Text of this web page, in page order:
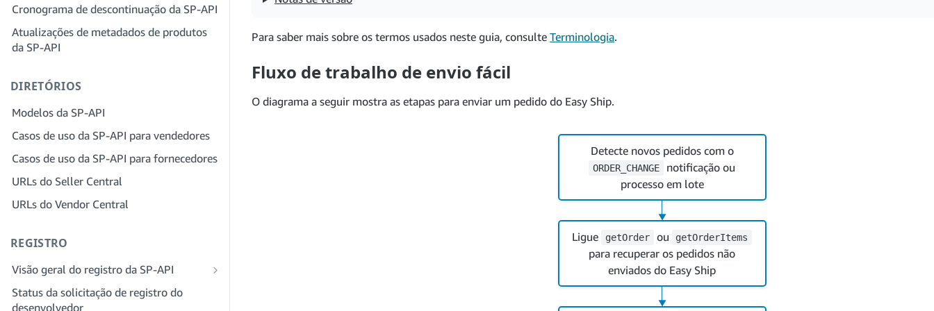
Etapa 4: registrar um aplicativo
sandbox
Etapa 5: fazer sua primeira chamada
Etapa 6: configurar o fluxo de trabalho
produção
Etapa 8: chamar a SP-API em produção
Etapa 9: testar seu aplicativo
Etapa 10: listar seu aplicativo
Etapa 3: verifique sua identidade
Etapa 4: preencha o perfil de serviços
Etapa 5: inscreva-se para funções no
conta
Etapa 7: conecte-se com vendedores
Etapa 8: liste seu serviço na Rede de
provedores de serviços
Cronograma de descontinuação da SP-API
Atualizações de metadados de produtos
da SP-API
DIRETÓRIOS
Modelos da SP-API
Casos de uso da SP-API para vendedores
Casos de uso da SP-API para fornecedores
URLs do Seller Central
URLs do Vendor Central
REGISTRO
Visão geral do registro da SP-API
Registrar-se como desenvolvedor
público da SP-API
Status da solicitação de registro do
desenvolvedor
Para saber mais sobre os termos usados neste guia, consulte Terminologia.
Fluxo de trabalho de envio fácil
O diagrama a seguir mostra as etapas para enviar um pedido do Easy Ship.
Detecte novos pedidos com o
ORDER_CHANGE
notificação ou
processo em lote
▼
Ligue getOrder ou getOrderItems
para recuperar os pedidos não
enviados do Easy Ship
▼